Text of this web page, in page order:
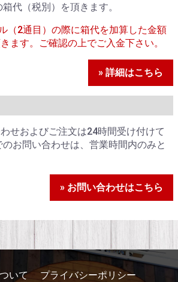
代（税別）を頂きます。
（2通目）の際に箱代を加算した金額
ます。ご確認の上でご入金下さい。
» 詳細はこちら
せおよびご注文は24時間受け付けて
お問い合わせは、営業時間内のみと
» お問い合わせはこちら
いて
プライバシーポリシー